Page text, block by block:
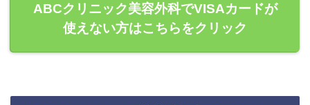
ABCクリニック美容外科でVISAカードが
使えない方はこちらをクリック